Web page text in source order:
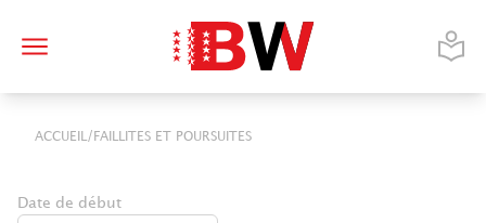
ACCUEIL / FAILLITES ET POURSUITES
Date de début